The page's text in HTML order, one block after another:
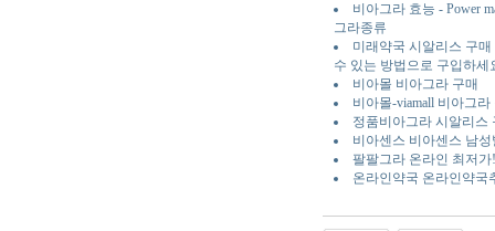
비아그라 효능 - Power
그라종류
미래약국 시알리스 구
수 있는 방법으로 구입하세
비아몰 비아그라 구매
비아몰-viamall 비아그
정품비아그라 시알리스
비아센스 비아센스 남
팔팔그라 온라인 최저
온라인약국 온라인약국